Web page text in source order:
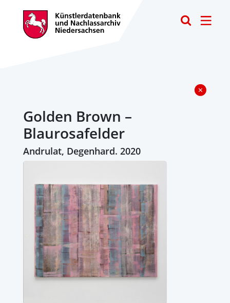
Golden Brown –
Blaurosafelder
Andrulat, Degenhard. 2020